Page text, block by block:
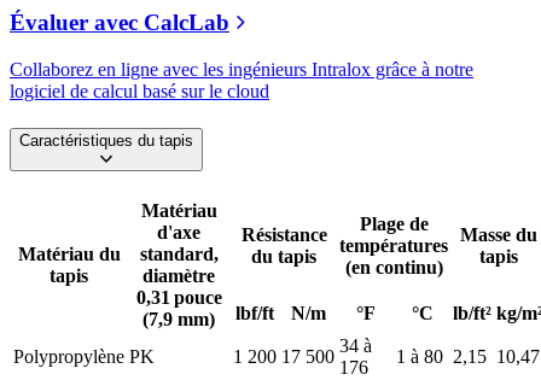
Évaluer avec CalcLab
Collaborez en ligne avec les ingénieurs Intralox grâce à notre
logiciel de calcul basé sur le cloud
Caractéristiques du tapis
Matériau du
tapis
Matériau
d'axe
standard,
diamètre
0,31 pouce
(7,9 mm)
Résistance
du tapis
Plage de
températures
(en continu)
Masse du
tapis
lbf/ft N/m °F °C lb/ft² kg/
Polypropylène PK 1 200 17 500
34 à
176
1 à 80 2,15 10,47